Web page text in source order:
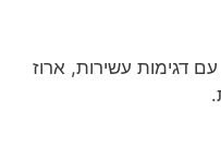
דגימות עשירות, ארוז